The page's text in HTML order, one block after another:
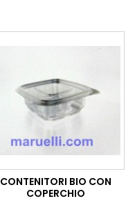
CONTENITORI BIO CON
COPERCHIO